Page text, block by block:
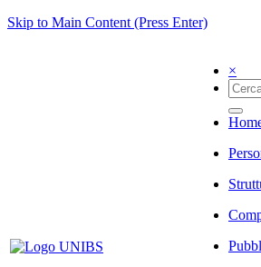
Skip to Main Content (Press Enter)
×